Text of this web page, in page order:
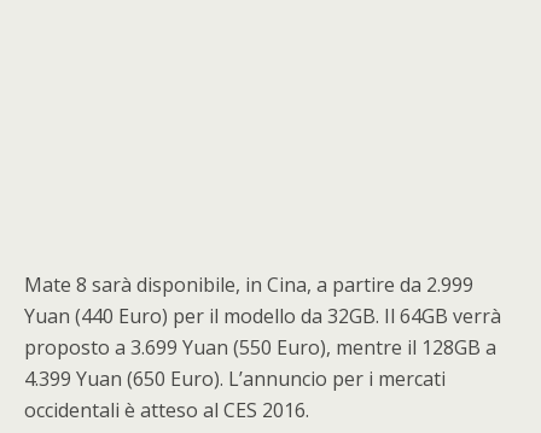
Mate 8 sarà disponibile, in Cina, a partire da 2.999
Yuan (440 Euro) per il modello da 32GB. Il 64GB verrà
proposto a 3.699 Yuan (550 Euro), mentre il 128GB a
4.399 Yuan (650 Euro). L’annuncio per i mercati
occidentali è atteso al CES 2016.